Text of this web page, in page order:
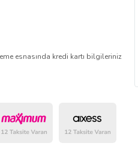
esnasında kredi kartı bilgileriniz